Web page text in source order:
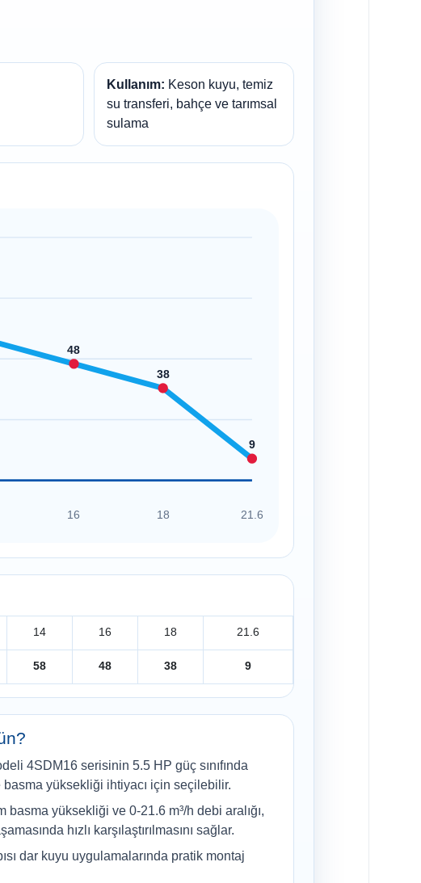
Kullanım: Keson kuyu, temiz
su transferi, bahçe ve tarımsal
sulama
48
38
9
16 18 21.6
14 16 18 21.6
58 48 38 9
4SDM16 serisinin 5.5 HP güç sınıfında
yüksekliği ihtiyacı için seçilebilir.
basma yüksekliği ve 0-21.6 m³/h debi aralığı,
hızlı karşılaştırılmasını sağlar.
dar kuyu uygulamalarında pratik montaj